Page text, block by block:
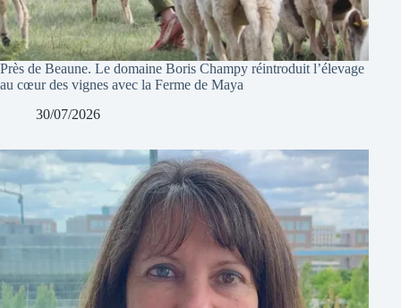
Près de Beaune. Le domaine Boris Champy réintroduit l’élevage
au cœur des vignes avec la Ferme de Maya
30/07/2026